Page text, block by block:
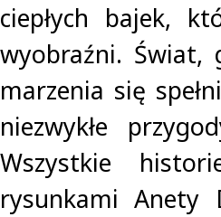
ciepłych bajek,
wyobraźni. Świat,
marzenia się
niezwykłe
Wszystkie
rysunkami Anety